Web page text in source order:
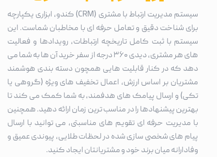
سیستم مدیریت ارتباط با مشتری (CRM) کندو، ابزاری یکپارچه
برای شناخت دقیق و تعامل حرفه ای با مخاطبان شماست. این
سیستم با ثبت کامل تاریخچه ارتباطات، رویدادها و فعالیت
های هر مشتری، دیدی ۳۶۰ درجه از سفر خرید آن ها به شما می
دهد که در کنار قابلیت هایی همچون دسته بندی هوشمند
مشتریان بر اساس ارزش، اعمال تخفیف های ویژه (گروهی یا
تکی) و ارسال پیامک های هدفمند، به شما کمک می کند تا
بهترین پیشنهادها را در مناسب ترین زمان ارائه دهید. همچنین
با مدیریت حرفه ای تقویم های مناسبتی، می توانید با ارسال
پیام های شخصی سازی شده در لحظات طلایی، پیوندی عمیق و
وفادارانه میان برند خود و مشتریانتان ایجاد کنید.